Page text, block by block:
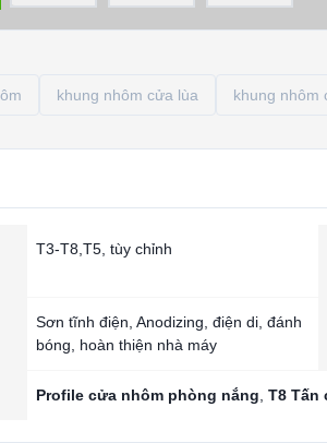
khung nhôm cửa lùa khung nhôm
T3-T8,T5, tùy chỉnh
Sơn tĩnh điện, Anodizing, điện di, đánh
bóng, hoàn thiện nhà máy
Profile cửa nhôm phòng nắng T8 Tấn